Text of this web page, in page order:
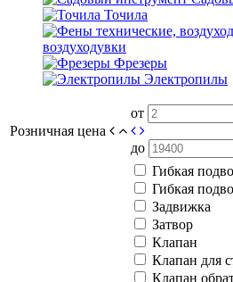
Точила
воздуходувки
Фрезеры
Электропилы
Розничная цена
от
до
Гибкая
Гибкая
Задвижка
Затвор
Клапан
Клапан для
Клапан